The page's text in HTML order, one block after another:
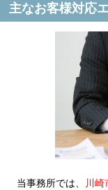
主なお客様対応
当事務所では、 川崎